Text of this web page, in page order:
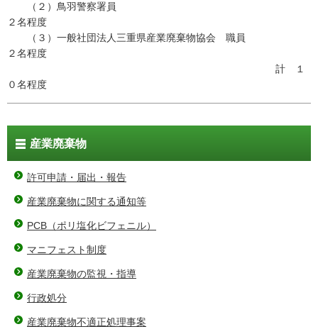
（２）鳥羽警察署員
２名程度
（３）一般社団法人三重県産業廃棄物協会 職員
２名程度
計 １
０名程度
産業廃棄物
許可申請・届出・報告
産業廃棄物に関する通知等
PCB（ポリ塩化ビフェニル）
マニフェスト制度
産業廃棄物の監視・指導
行政処分
産業廃棄物不適正処理事案